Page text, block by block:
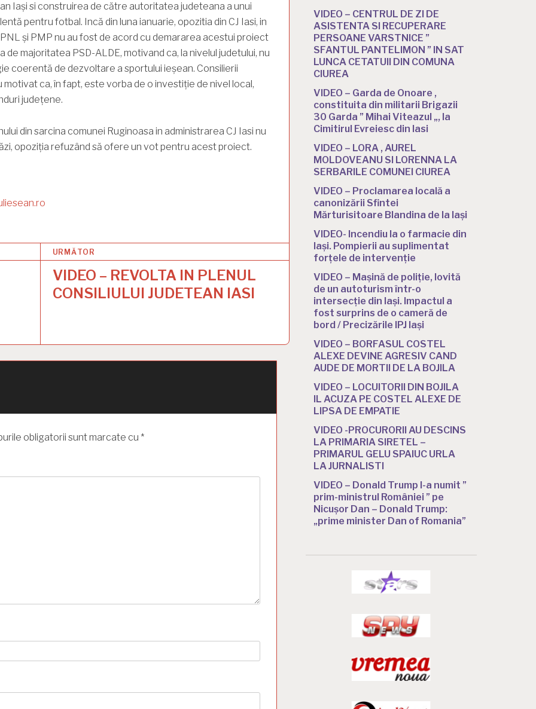
Iași si construirea de către autoritatea judeteana a unui
pentru fotbal. Incă din luna ianuarie, opozitia din CJ Iasi, in
și PMP nu au fost de acord cu demararea acestui proiect
de majoritatea PSD-ALDE, motivand ca, la nivelul judetului, nu
coerentă de dezvoltare a sportului ieșean. Consilierii
motivat ca, în fapt, este vorba de o investiție de nivel local,
județene.
din sarcina comunei Ruginoasa in administrarea CJ Iasi nu
opoziția refuzând să ofere un vot pentru acest proiect.
URMĂTOR
VIDEO – REVOLTA IN PLENUL
CONSILIULUI JUDETEAN IASI
obligatorii sunt marcate cu *
VIDEO – CENTRUL DE ZI DE
ASISTENTA SI RECUPERARE
PERSOANE VARSTNICE ”
SFANTUL PANTELIMON ” IN SAT
LUNCA CETATUII DIN COMUNA
CIUREA
VIDEO – Garda de Onoare ,
constituita din militarii Brigazii
30 Garda ” Mihai Viteazul „, la
Cimitirul Evreiesc din Iasi
VIDEO – LORA , AUREL
MOLDOVEANU SI LORENNA LA
SERBARILE COMUNEI CIUREA
VIDEO – Proclamarea locală a
canonizării Sfintei
Mărturisitoare Blandina de la Iași
VIDEO- Incendiu la o farmacie din
Iași. Pompierii au suplimentat
forțele de intervenție
VIDEO – Mașină de poliție, lovită
de un autoturism într-o
intersecție din Iași. Impactul a
fost surprins de o cameră de
bord / Precizările IPJ Iași
VIDEO – BORFASUL COSTEL
ALEXE DEVINE AGRESIV CAND
AUDE DE MORTII DE LA BOJILA
VIDEO – LOCUITORII DIN BOJILA
IL ACUZA PE COSTEL ALEXE DE
LIPSA DE EMPATIE
VIDEO -PROCURORII AU DESCINS
LA PRIMARIA SIRETEL –
PRIMARUL GELU SPAIUC URLA
LA JURNALISTI
VIDEO – Donald Trump l-a numit ”
prim-ministrul României ” pe
Nicușor Dan – Donald Trump:
„prime minister Dan of Romania”